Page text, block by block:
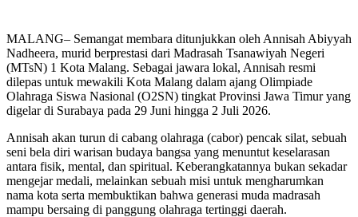
MALANG– Semangat membara ditunjukkan oleh Annisah Abiyyah
Nadheera, murid berprestasi dari Madrasah Tsanawiyah Negeri
(MTsN) 1 Kota Malang. Sebagai jawara lokal, Annisah resmi
dilepas untuk mewakili Kota Malang dalam ajang Olimpiade
Olahraga Siswa Nasional (O2SN) tingkat Provinsi Jawa Timur yang
digelar di Surabaya pada 29 Juni hingga 2 Juli 2026.
Annisah akan turun di cabang olahraga (cabor) pencak silat, sebuah
seni bela diri warisan budaya bangsa yang menuntut keselarasan
antara fisik, mental, dan spiritual. Keberangkatannya bukan sekadar
mengejar medali, melainkan sebuah misi untuk mengharumkan
nama kota serta membuktikan bahwa generasi muda madrasah
mampu bersaing di panggung olahraga tertinggi daerah.